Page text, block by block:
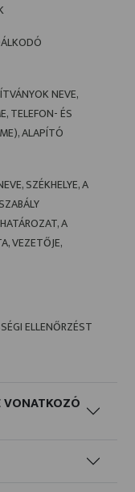
NEVE,
TELEFON- ÉS
ALAPÍTÓ
SZÉKHELYE, A
A
VEZETŐJE,
ELLENŐRZÉST
VONATKOZÓ